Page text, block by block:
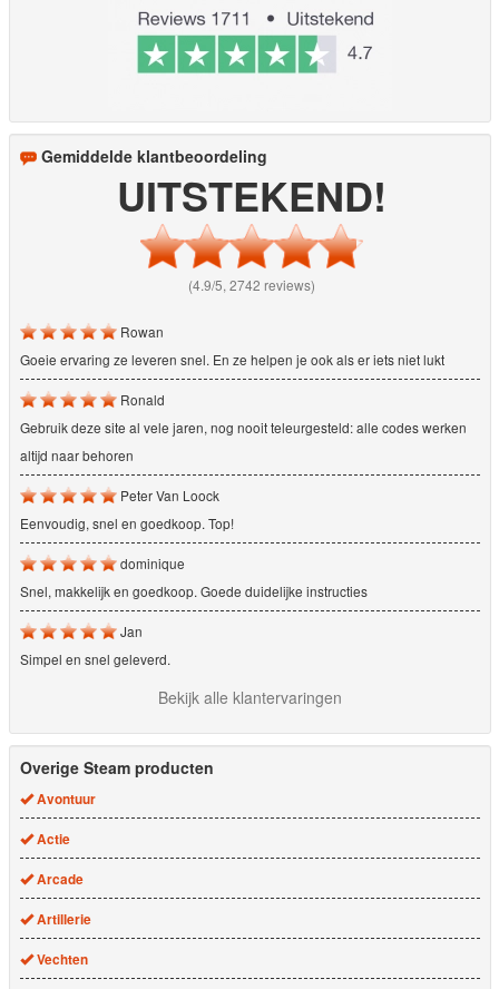
Gemiddelde klantbeoordeling
UITSTEKEND!
(4.9/5, 2742 reviews)
Rowan
Goeie ervaring ze leveren snel. En ze helpen je ook als er iets niet lukt
Ronald
Gebruik deze site al vele jaren, nog nooit teleurgesteld: alle codes werken
altijd naar behoren
Peter Van Loock
Eenvoudig, snel en goedkoop. Top!
dominique
Snel, makkelijk en goedkoop. Goede duidelijke instructies
Jan
Simpel en snel geleverd.
Bekijk alle klantervaringen
Overige Steam producten
Avontuur
Actie
Arcade
Artillerie
Vechten